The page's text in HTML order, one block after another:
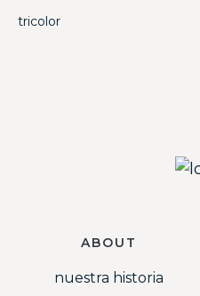
tricolor
ABOUT
nuestra historia